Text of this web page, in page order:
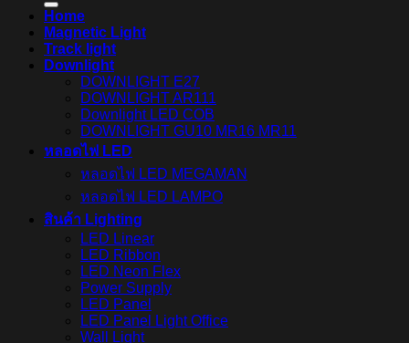
Home
Magnetic Light
Track light
Downlight
DOWNLIGHT E27
DOWNLIGHT AR111
Downlight LED COB
DOWNLIGHT GU10 MR16 MR11
หลอดไฟ LED
หลอดไฟ LED MEGAMAN
หลอดไฟ LED LAMPO
สินค้า Lighting
LED Linear
LED Ribbon
LED Neon Flex
Power Supply
LED Panel
LED Panel Light Office
Wall Light